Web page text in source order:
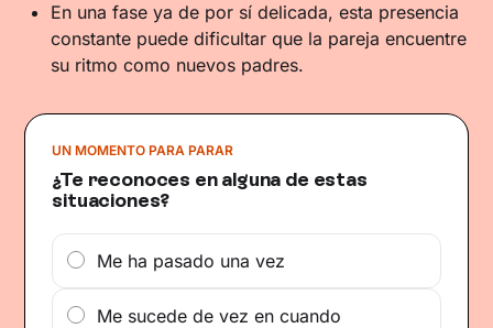
En una fase ya de por sí delicada, esta presencia
constante puede dificultar que la pareja encuentre
su ritmo como nuevos padres.
UN MOMENTO PARA PARAR
¿Te reconoces en alguna de estas
situaciones?
Me ha pasado una vez
Me sucede de vez en cuando